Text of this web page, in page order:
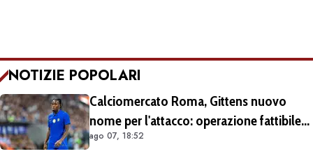
NOTIZIE POPOLARI
Calciomercato Roma, Gittens nuovo
nome per l'attacco: operazione fattibile
solo in prestito
ago 07, 18:52